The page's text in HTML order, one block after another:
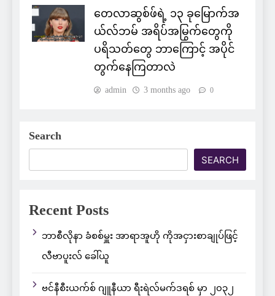
တေလာဆွစ်ဖ်ရဲ့ ၁၃ ခုမြောက်အ
ယ်လ်ဘမ် အရိပ်အမြွက်တွေကို
ပရိသတ်တွေ ဘာကြောင့် အပိုင်
တွက်နေကြတာလဲ
admin 3 months ago 0
Search
SEARCH
Recent Posts
ဘာစီလိုနာ ခံစစ်မှူး အာရာအူဟို ကိုအငှားစာချုပ်ဖြင့်
လီဗာပူးလ် ခေါ်ယူ
ဗင်နီစီးယက်စ် ဂျူနီယာ ရီးရဲလ်မက်ဒရစ် မှာ ၂၀၃၂